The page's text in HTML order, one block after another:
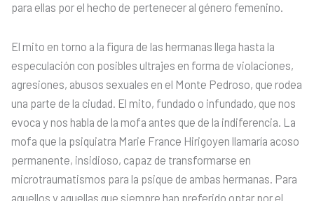
para ellas por el hecho de pertenecer al género femenino.
El mito en torno a la figura de las hermanas llega hasta la
especulación con posibles ultrajes en forma de violaciones,
agresiones, abusos sexuales en el Monte Pedroso, que rodea
una parte de la ciudad. El mito, fundado o infundado, que nos
evoca y nos habla de la mofa antes que de la indiferencia. La
mofa que la psiquiatra Marie France Hirigoyen llamaría acoso
permanente, insidioso, capaz de transformarse en
microtraumatismos para la psique de ambas hermanas. Para
aquellos y aquellas que siempre han preferido optar por el